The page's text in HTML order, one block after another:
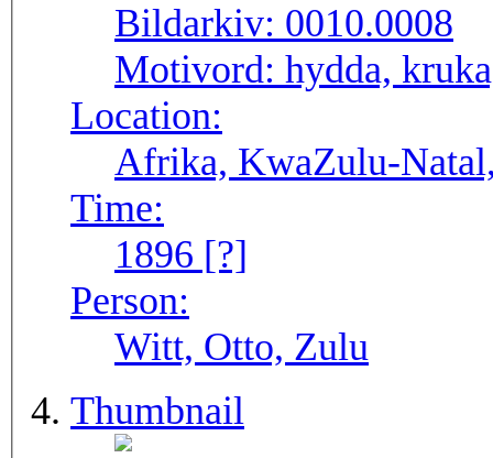
Bildarkiv: 0010.0008
Motivord: hydda,
Location:
Afrika, KwaZulu-
Time:
1896 [?]
Person:
Witt, Otto, Zulu
Thumbnail